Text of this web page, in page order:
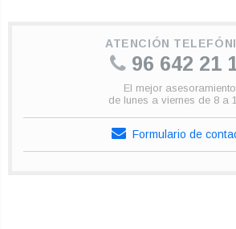
ATENCIÓN
96 642 21
El mejor asesoramiento
de lunes a viernes de 8 a
Formulario de